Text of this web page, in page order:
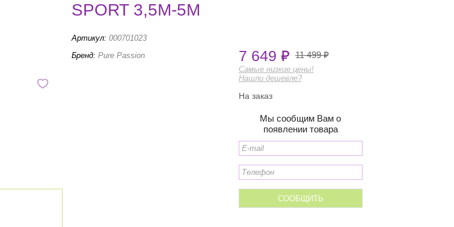
SPORT 3,5М-5М
Артикул: 000701023
Бренд: Pure Passion 7 649 11 499
Самые низкие цены!
Нашли дешевле?
На заказ
Мы сообщим Вам о
появлении товара